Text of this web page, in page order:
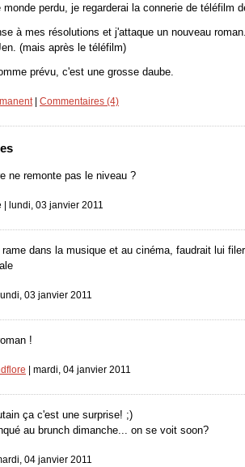
monde perdu, je regarderai la connerie de téléfilm
à mes résolutions et j'attaque un nouveau
(mais après le téléfilm)
prévu, c'est une grosse daube.
| Commentaires (4)
ne remonte pas le niveau ?
| lundi, 03 janvier 2011
rame dans la musique et au cinéma, faudrait lui
03 janvier 2011
!
| mardi, 04 janvier 2011
ça c'est une surprise! ;)
au brunch dimanche... on se voit soon?
04 janvier 2011